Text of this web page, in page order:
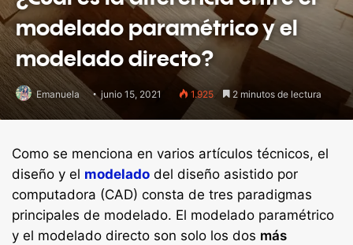
modelado paramétrico y el
modelado directo?
Emanuela junio 15, 2021 1.925 2 minutos de lectura
Como se menciona en varios artículos técnicos, el
diseño y el modelado del diseño asistido por
computadora (CAD) consta de tres paradigmas
principales de modelado. El modelado paramétrico
y el modelado directo son solo los dos más